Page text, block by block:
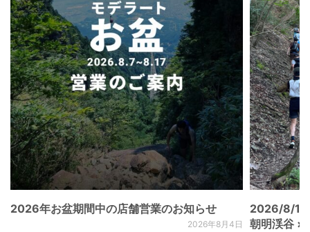
2026年お盆期間中の店舗営業のお知らせ
2026年8月4日
2026/8/
朝明渓谷 ×